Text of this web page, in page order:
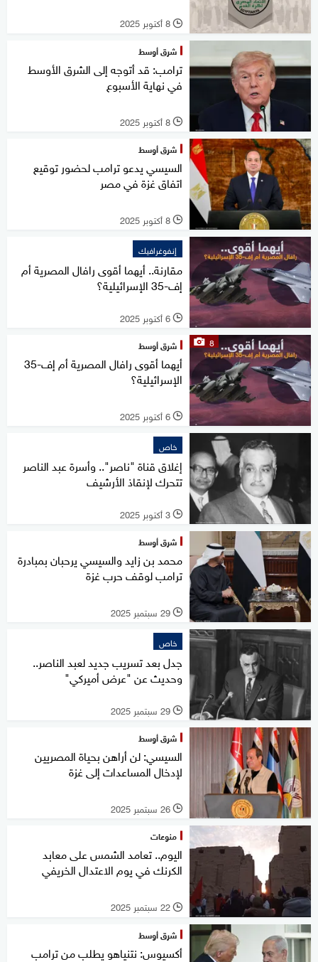
l 8 أكتوبر 2025
شرق أوسط
ترامب: قد أتوجه إلى الشرق الأوسط
في نهاية الأسبوع
l 8 أكتوبر 2025
شرق أوسط
السيسي يدعو ترامب لحضور توقيع
اتفاق غزة في مصر
l 8 أكتوبر 2025
إنفوغرافيك
مقارنة.. أيهما أقوى رافال المصرية أم
إف-35 الإسرائيلية؟
l 6 أكتوبر 2025
8 شرق أوسط
أيهما أقوى رافال المصرية أم إف-35
الإسرائيلية؟
l 6 أكتوبر 2025
خاص
إغلاق قناة "ناصر".. وأسرة عبد الناصر
تتحرك لإنقاذ الأرشيف
l 3 أكتوبر 2025
شرق أوسط
محمد بن زايد والسيسي يرحبان بمبادرة
ترامب لوقف حرب غزة
l 29 سبتمبر 2025
خاص
جدل بعد تسريب جديد لعبد الناصر..
وحديث عن "عرض أميركي"
l 29 سبتمبر 2025
شرق أوسط
السيسي: لن أراهن بحياة المصريين
لإدخال المساعدات إلى غزة
l 26 سبتمبر 2025
منوعات
اليوم.. تعامد الشمس على معابد
الكرنك في يوم الاعتدال الخريفي
l 22 سبتمبر 2025
شرق أوسط
أكسيوس: نتنياهو يطلب من ترامب